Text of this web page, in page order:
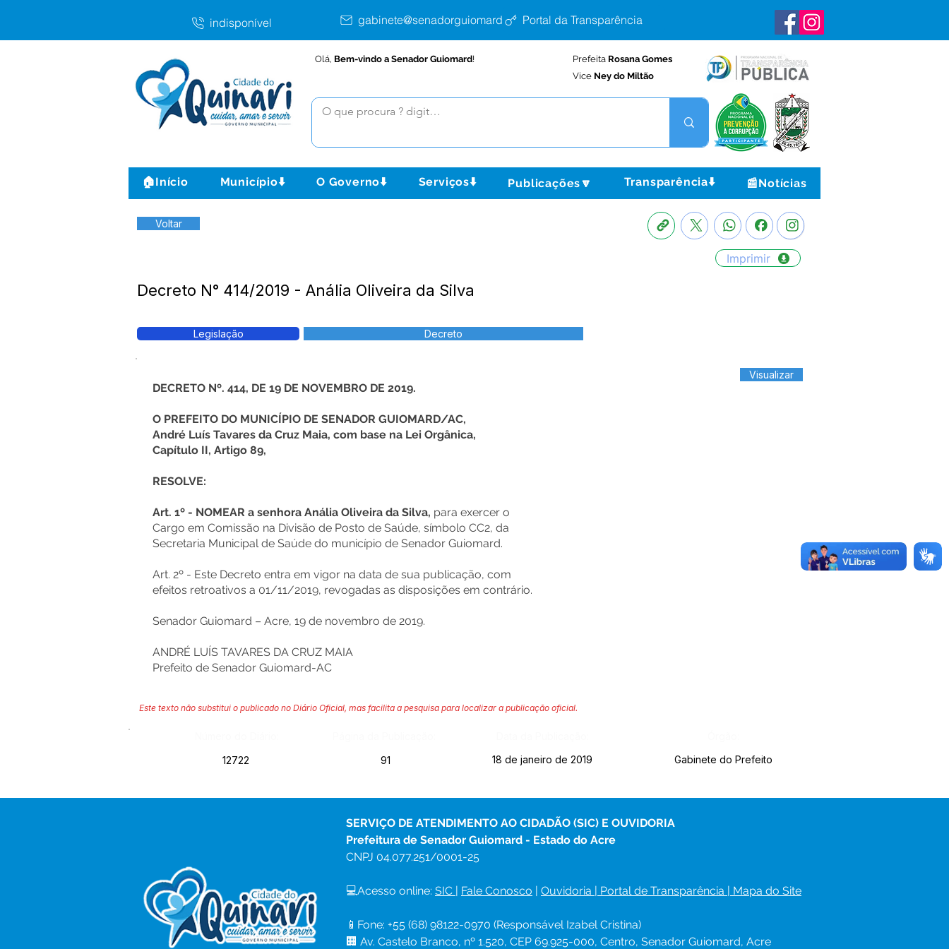
indisponível gabinete@senadorguiomard.ac.gov.brPortal da Transparência
Olá, Bem-vindo a Senador Guiomard! Prefeita Rosana Gomes
Vice Ney do Miltão
🏠Início Município⬇️ O Governo⬇️ Serviços⬇️ Publicações🔽 Transparência⬇️ 📰Notícias
Voltar
Imprimir
Decreto N° 414/2019 - Anália Oliveira da Silva
Legislação Decreto
Visualizar
DECRETO Nº. 414, DE 19 DE NOVEMBRO DE 2019.
O PREFEITO DO MUNICÍPIO DE SENADOR GUIOMARD/AC,
André Luís Tavares da Cruz Maia, com base na Lei Orgânica,
Capítulo II, Artigo 89,
RESOLVE:
Art. 1º - NOMEAR a senhora Anália Oliveira da Silva, para exercer o
Cargo em Comissão na Divisão de Posto de Saúde, símbolo CC2, da
Secretaria Municipal de Saúde do município de Senador Guiomard.
Art. 2º - Este Decreto entra em vigor na data de sua publicação, com
efeitos retroativos a 01/11/2019, revogadas as disposições em contrário.
Senador Guiomard – Acre, 19 de novembro de 2019.
ANDRÉ LUÍS TAVARES DA CRUZ MAIA
Prefeito de Senador Guiomard-AC
Este texto não substitui o publicado no Diário Oficial, mas facilita a pesquisa para localizar a publicação oficial.
12722
91 18 de janeiro de 2019 Gabinete do Prefeito
SERVIÇO DE ATENDIMENTO AO CIDADÃO (SIC) E OUVIDORIA
Prefeitura de Senador Guiomard - Estado do Acre
CNPJ 04.077.251/0001-25
💻Acesso online: SIC | Fale Conosco | Ouvidoria | Portal de Transparência | Mapa do Site
📱Fone: +55 (68) 98122-0970 (Responsável Izabel Cristina)
🏢 Av. Castelo Branco, nº 1.520, CEP 69.925-000, Centro, Senador Guiomard, Acre